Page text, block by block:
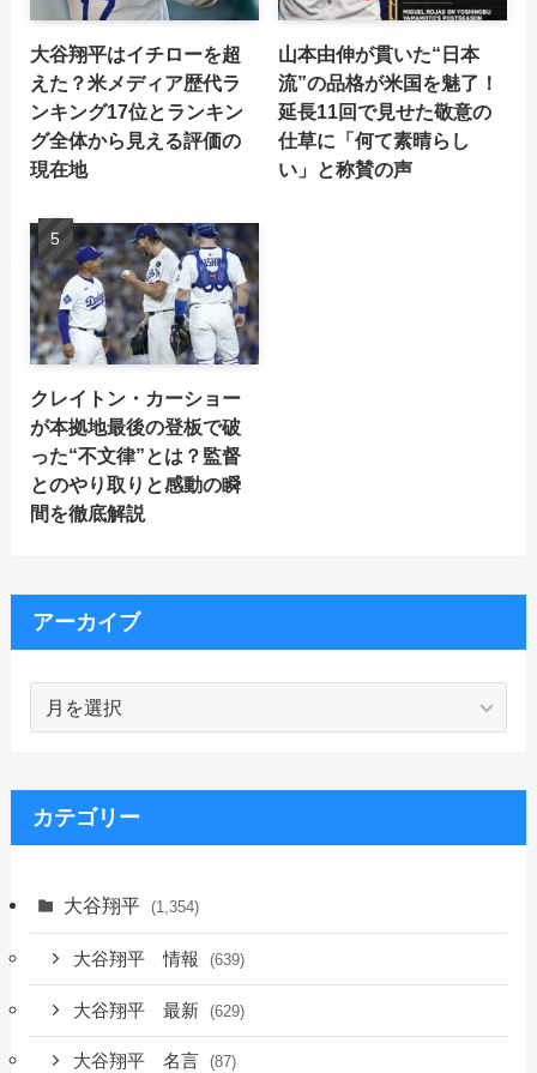
大谷翔平はイチローを超
えた？米メディア歴代ラ
ンキング17位とランキン
グ全体から見える評価の
現在地
山本由伸が貫いた“日本
流”の品格が米国を魅了！
延長11回で見せた敬意の
仕草に「何て素晴らし
い」と称賛の声
クレイトン・カーショー
が本拠地最後の登板で破
った“不文律”とは？監督
とのやり取りと感動の瞬
間を徹底解説
アーカイブ
イ
ブ
カテゴリー
大谷翔平 (1,354)
大谷翔平 情報 (639)
大谷翔平 最新 (629)
大谷翔平 名言 (87)